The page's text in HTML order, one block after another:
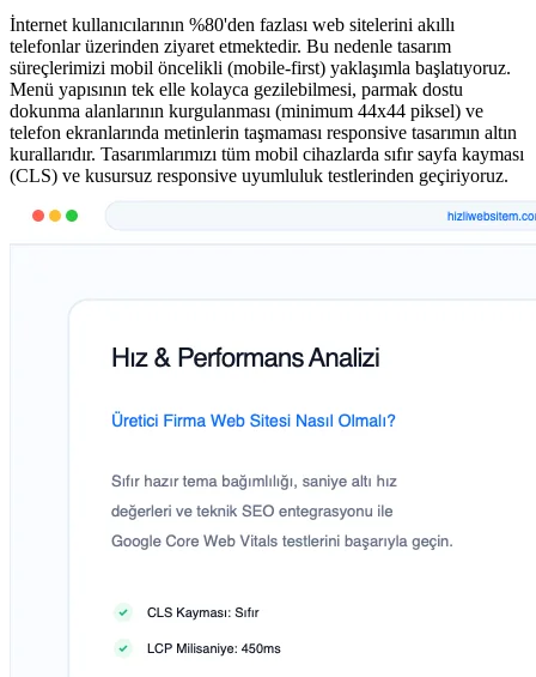
İnternet kullanıcılarının %80'den fazlası web sitelerini akıllı
telefonlar üzerinden ziyaret etmektedir. Bu nedenle tasarım
süreçlerimizi mobil öncelikli (mobile-first) yaklaşımla başlatıyoruz.
Menü yapısının tek elle kolayca gezilebilmesi, parmak dostu
dokunma alanlarının kurgulanması (minimum 44x44 piksel) ve
telefon ekranlarında metinlerin taşmaması responsive tasarımın altın
kurallarıdır. Tasarımlarımızı tüm mobil cihazlarda sıfır sayfa kayması
(CLS) ve kusursuz responsive uyumluluk testlerinden geçiriyoruz.